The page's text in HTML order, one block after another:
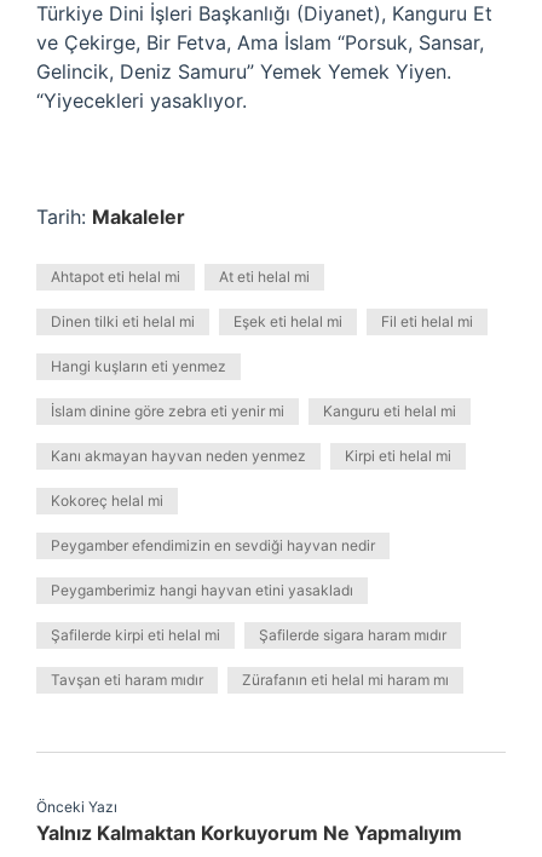
Türkiye Dini İşleri Başkanlığı (Diyanet), Kanguru Et
ve Çekirge, Bir Fetva, Ama İslam “Porsuk, Sansar,
Gelincik, Deniz Samuru” Yemek Yemek Yiyen.
“Yiyecekleri yasaklıyor.
Tarih: Makaleler
Ahtapot eti helal mi At eti helal mi
Dinen tilki eti helal mi Eşek eti helal mi Fil eti helal mi
Hangi kuşların eti yenmez
İslam dinine göre zebra eti yenir mi Kanguru eti helal mi
Kanı akmayan hayvan neden yenmez Kirpi eti helal mi
Kokoreç helal mi
Peygamber efendimizin en sevdiği hayvan nedir
Peygamberimiz hangi hayvan etini yasakladı
Şafilerde kirpi eti helal mi Şafilerde sigara haram mıdır
Tavşan eti haram mıdır Zürafanın eti helal mi haram mı
Önceki Yazı
Yalnız Kalmaktan Korkuyorum Ne Yapmalıyım